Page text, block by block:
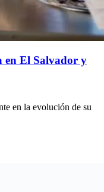
en El Salvador y
en la evolución de su